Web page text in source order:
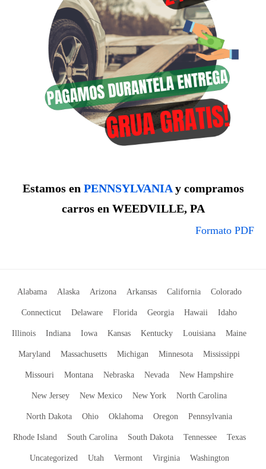
Estamos en PENNSYLVANIAy compramos
carros en WEEDVILLE, PA
Formato PDF
Alabama Alaska Arizona Arkansas California Colorado
Connecticut Delaware Florida Georgia Hawaii Idaho
Illinois Indiana Iowa Kansas Kentucky Louisiana Maine
Maryland Massachusetts Michigan Minnesota Mississippi
Missouri Montana Nebraska Nevada New Hampshire
New Jersey New Mexico New York North Carolina
North Dakota Ohio Oklahoma Oregon Pennsylvania
Rhode Island South Carolina South Dakota Tennessee Texas
Uncategorized Utah Vermont Virginia Washington